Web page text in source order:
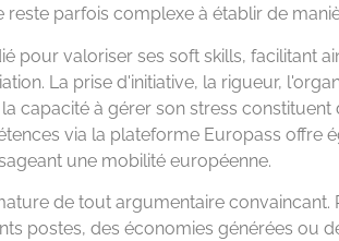
parfois complexe à établir de
pour valoriser ses soft skills, facilitant
La prise d'initiative, la rigueur,
capacité à gérer son stress
via la plateforme Europass offre
une mobilité européenne.
de tout argumentaire convaincant.
postes, des économies générées ou